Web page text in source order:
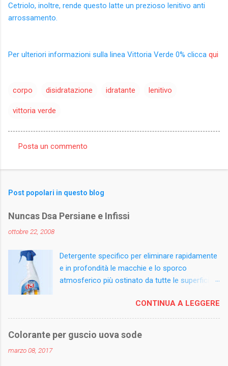
Cetriolo, inoltre, rende questo latte un prezioso lenitivo anti
arrossamento.
Per ulteriori informazioni sulla linea Vittoria Verde 0% clicca qui
corpo disidratazione idratante lenitivo
vittoria verde
o
e
n
i
Posta un commento
Post popolari in questo blog
Nuncas Dsa Persiane e Infissi
ottobre 22, 2008
Detergente specifico per eliminare rapidamente
e in profondità le macchie e lo sporco
atmosferico più ostinato da tutte le superfici
innovativa, arricchita con ammoniaca, scioglie
istantaneamente i depositi accumulati,
lasciando la superficie sgrassata e igienizzata.
Può essere utilizzato su legno verniciato o
CONTINUA A LEGGERE
Colorante per guscio uova sode
marzo 08, 2017